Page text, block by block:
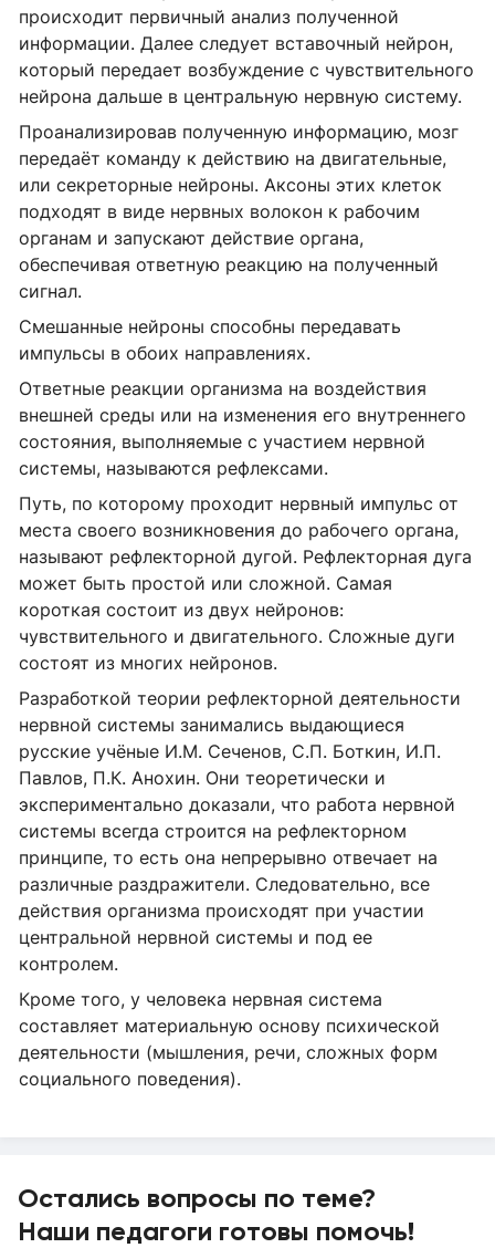
происходит первичный анализ полученной
информации. Далее следует вставочный нейрон,
который передает возбуждение с чувствительного
нейрона дальше в центральную нервную систему.
Проанализировав полученную информацию, мозг
передаёт команду к действию на двигательные,
или секреторные нейроны. Аксоны этих клеток
подходят в виде нервных волокон к рабочим
органам и запускают действие органа,
обеспечивая ответную реакцию на полученный
сигнал.
Смешанные нейроны способны передавать
импульсы в обоих направлениях.
Ответные реакции организма на воздействия
внешней среды или на изменения его внутреннего
состояния, выполняемые с участием нервной
системы, называются рефлексами.
Путь, по которому проходит нервный импульс от
места своего возникновения до рабочего органа,
называют рефлекторной дугой. Рефлекторная дуга
может быть простой или сложной. Самая
короткая состоит из двух нейронов:
чувствительного и двигательного. Сложные дуги
состоят из многих нейронов.
Разработкой теории рефлекторной деятельности
нервной системы занимались выдающиеся
русские учёные И.М. Сеченов, С.П. Боткин, И.П.
Павлов, П.К. Анохин. Они теоретически и
экспериментально доказали, что работа нервной
системы всегда строится на рефлекторном
принципе, то есть она непрерывно отвечает на
различные раздражители. Следовательно, все
действия организма происходят при участии
центральной нервной системы и под ее
контролем.
Кроме того, у человека нервная система
составляет материальную основу психической
деятельности (мышления, речи, сложных форм
социального поведения).
Остались вопросы по теме?
Наши педагоги готовы помочь!